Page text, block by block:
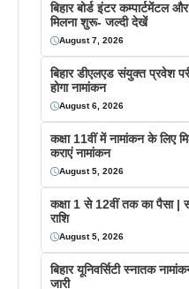
बिहार बोर्ड इंटर कम्पार्टमेंटल
मिलना शुरू- जल्दी देखें
August 7, 2026
बिहार डीएलएड संयुक्त प्रवेश
होगा नामांकन
August 6, 2026
कक्षा 11वीं में नामांकन के लिए
कराएं नामांकन
August 5, 2026
कक्षा 1 से 12वीं तक का पैसा |
राशि
August 5, 2026
बिहार यूनिवर्सिटी स्नातक
जारी